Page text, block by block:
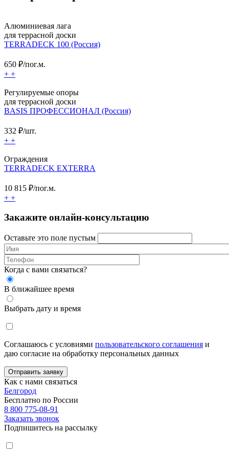
Алюминиевая лага
для террасной доски
TERRADECK 100 (Россия)
650 ₽/пог.м.
+ +
Регулируемые опоры
для террасной доски
BASIS ПРОФЕССИОНАЛ (Россия)
332 ₽/шт.
+ +
Ограждения
TERRADECK EXTERRA
10 815 ₽/пог.м.
+ +
Закажите онлайн-консультацию
Оставьте это поле пустым
Когда с вами связаться?
В ближайшее время
Выбрать дату и время
Соглашаюсь с условиями пользовательского соглашения и
даю согласие на обработку персональных данных
Отправить заявку
Как с нами связаться
Белгород
Бесплатно по России
8 800 775-08-91
Заказать звонок
Подпишитесь на рассылку